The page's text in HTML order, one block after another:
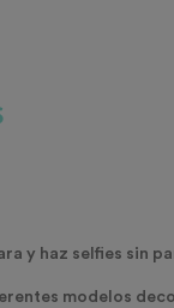
y haz selfies sin
modelos